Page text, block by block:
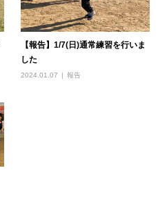
【報告】1/7(日)通常練習を行いま
した
2024.01.07 報告